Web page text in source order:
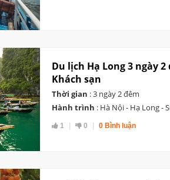
Du lịch Hạ Long 3 ngày
Khách sạn
Thời gian : 3 ngày 2 đêm
Hành trình : Hà Nội - Hạ Long -
1 0 0 Bình luận